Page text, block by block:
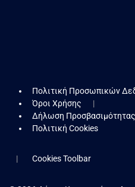
Πολιτική Προσωπικών
Όροι Χρήσης
Δήλωση Προσβασιμότητας
Πολιτική Cookies
Cookies Toolbar